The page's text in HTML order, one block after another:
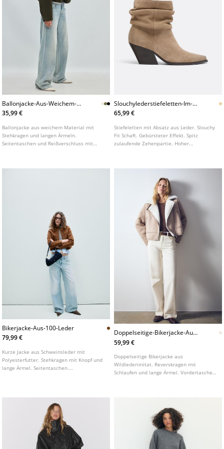
Ballonjacke-Aus-Weichem-
Material
35,99 €
Ballonjacke aus weichem Material mit
Stehkragen und langen Ärmeln.
Seitentaschen und Reißverschluss mit
Abschluss. In verschiedenen Farben
Slouchylederstiefeletten-Im-
Cowboystil
65,99 €
Stiefeletten mit Absatz aus Leder. Slouchy
Fit Schaft. Gebürsteter Effekt. Spitz
zulaufende Zehenpartie. Hoher
Bikerjacke-Aus-100-Leder
79,99 €
Kurze Jacke aus Schweinsleder mit
Polyesterfutter. Stehkragen mit Knopf und
lange Ärmel. Seitentaschen.
Doppelseitige-Bikerjacke-Aus-
Wildlederimitat
59,99 €
Doppelseitige Bikerjacke aus
Wildlederimitat. Reverskragen mit
Schlaufen und lange Ärmel. Vordertaschen